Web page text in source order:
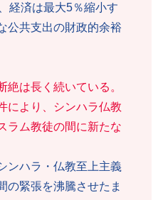
経済は最大5％縮小す
公共支出の財政的余裕
絶は長く続いている。
により、シンハラ仏教
ラム教徒の間に新たな
ンハラ・仏教至上主義
の緊張を沸騰させたま